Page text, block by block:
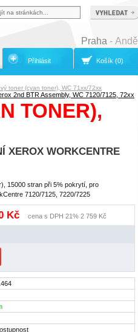
toner (cyan toner), WC 71xx/72xx
2nd BTR Assembly, WC 7120/7125, 72xx
TONER),
XEROX WORKCENTRE
15000 stran při 5% pokrytí, pro
7120/7125, 7220/7225
Kč cena s DPH 21% 2 759 Kč
Praha - Anděl
Košík (0)
Přihlásit